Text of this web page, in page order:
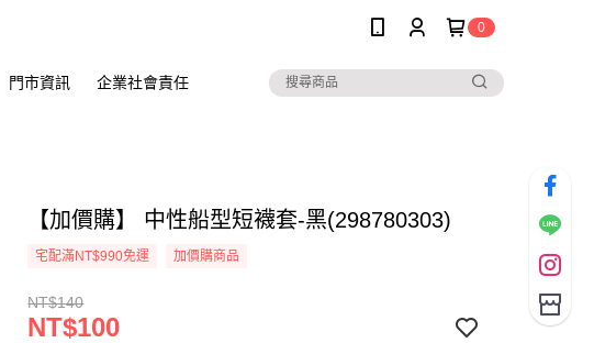
0
門市資訊 企業社會責任
【加價購】 中性船型短襪套-黑(298780303)
宅配滿NT$990免運 加價購商品
NT$140
NT$100